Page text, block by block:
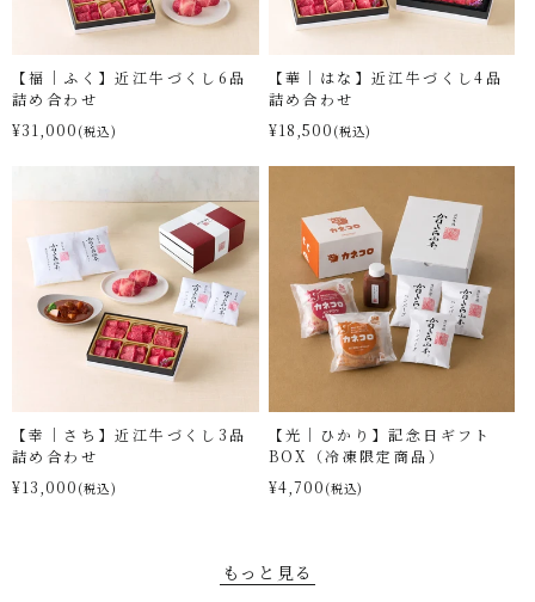
【福｜ふく】近江牛づくし6品
詰め合わせ
¥31,000 (税込)
【華｜はな】近江牛づくし4品
詰め合わせ
¥18,500 (税込)
【幸｜さち】近江牛づくし3品
詰め合わせ
¥13,000 (税込)
【光｜ひかり】記念日ギフト
BOX（冷凍限定商品）
¥4,700 (税込)
もっと見る